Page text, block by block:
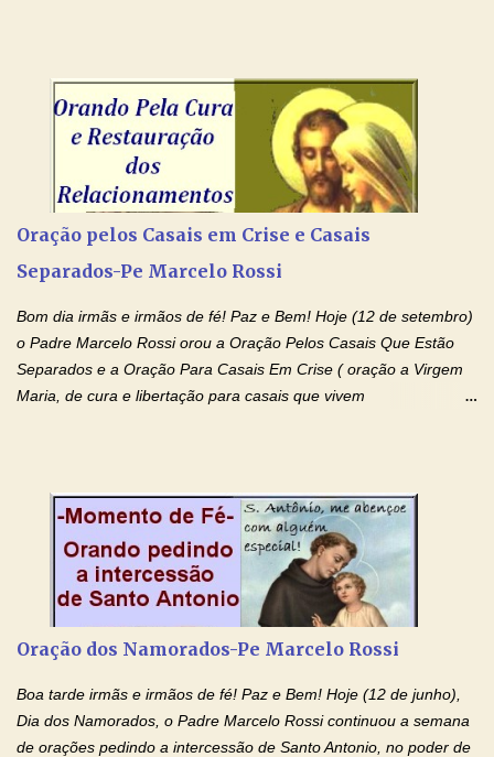
Senhor Jesus Cristo, vosso Filho, na unidade do Espírito Santo.
Amém. Novena a Nhá Chica (Oração para obter os favores
celestiais através da intercessão da Serva de Deus Nhá Chica)
(Rezar durante nove dias seguidos ou intercalados) Nhá Chica,
recorro a vós como intercessora entre a Bondade Divina e as
entregueis nas mãos do Santíssimo o meu pedido urgente (Fazer
o pedido). Acolhei, Nhá Chica, no vosso coração bondoso as
Oração pelos Casais em Crise e Casais
Separados-Pe Marcelo Rossi
Bom dia irmãs e irmãos de fé! Paz e Bem! Hoje (12 de setembro)
o Padre Marcelo Rossi orou a Oração Pelos Casais Que Estão
Separados e a Oração Para Casais Em Crise ( oração a Virgem
Maria, de cura e libertação para casais que vivem
no programa de rádio Momento de Fé, pela cura dos
relacionamentos. Seu relacionamento está doente? Você está
sofrendo? Então ouça o Momento de Fé e entre nesta corrente
de orações abençoadas, d eixe o Amor Ágape de Jesus curar e
restaurar você e seu relacionamento. Adriana-Devoção e Fé
separados, devido ao envolvimento de outras pessoas no
relacionamento e que minaram, espiritualmente, a relação do
casal. Vamos orar (coloque o seu esposo ou esposa diante de
Deus). "Senhor Jesus, restaura os laços ...
Oração dos Namorados-Pe Marcelo Rossi
Boa tarde irmãs e irmãos de fé! Paz e Bem! Hoje (12 de junho),
Dia dos Namorados, o Padre Marcelo Rossi continuou a semana
de orações pedindo a intercessão de Santo Antonio, no poder de